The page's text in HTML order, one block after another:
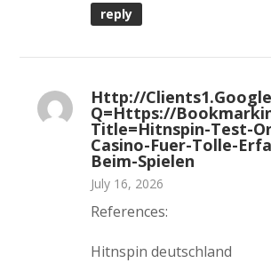
reply
Http://
Q=https://
Title=hitnspin-Test-
Casino-Fuer-Tolle-
Beim-Spielen
July 16, 2026
References:
Hitnspin deutschland